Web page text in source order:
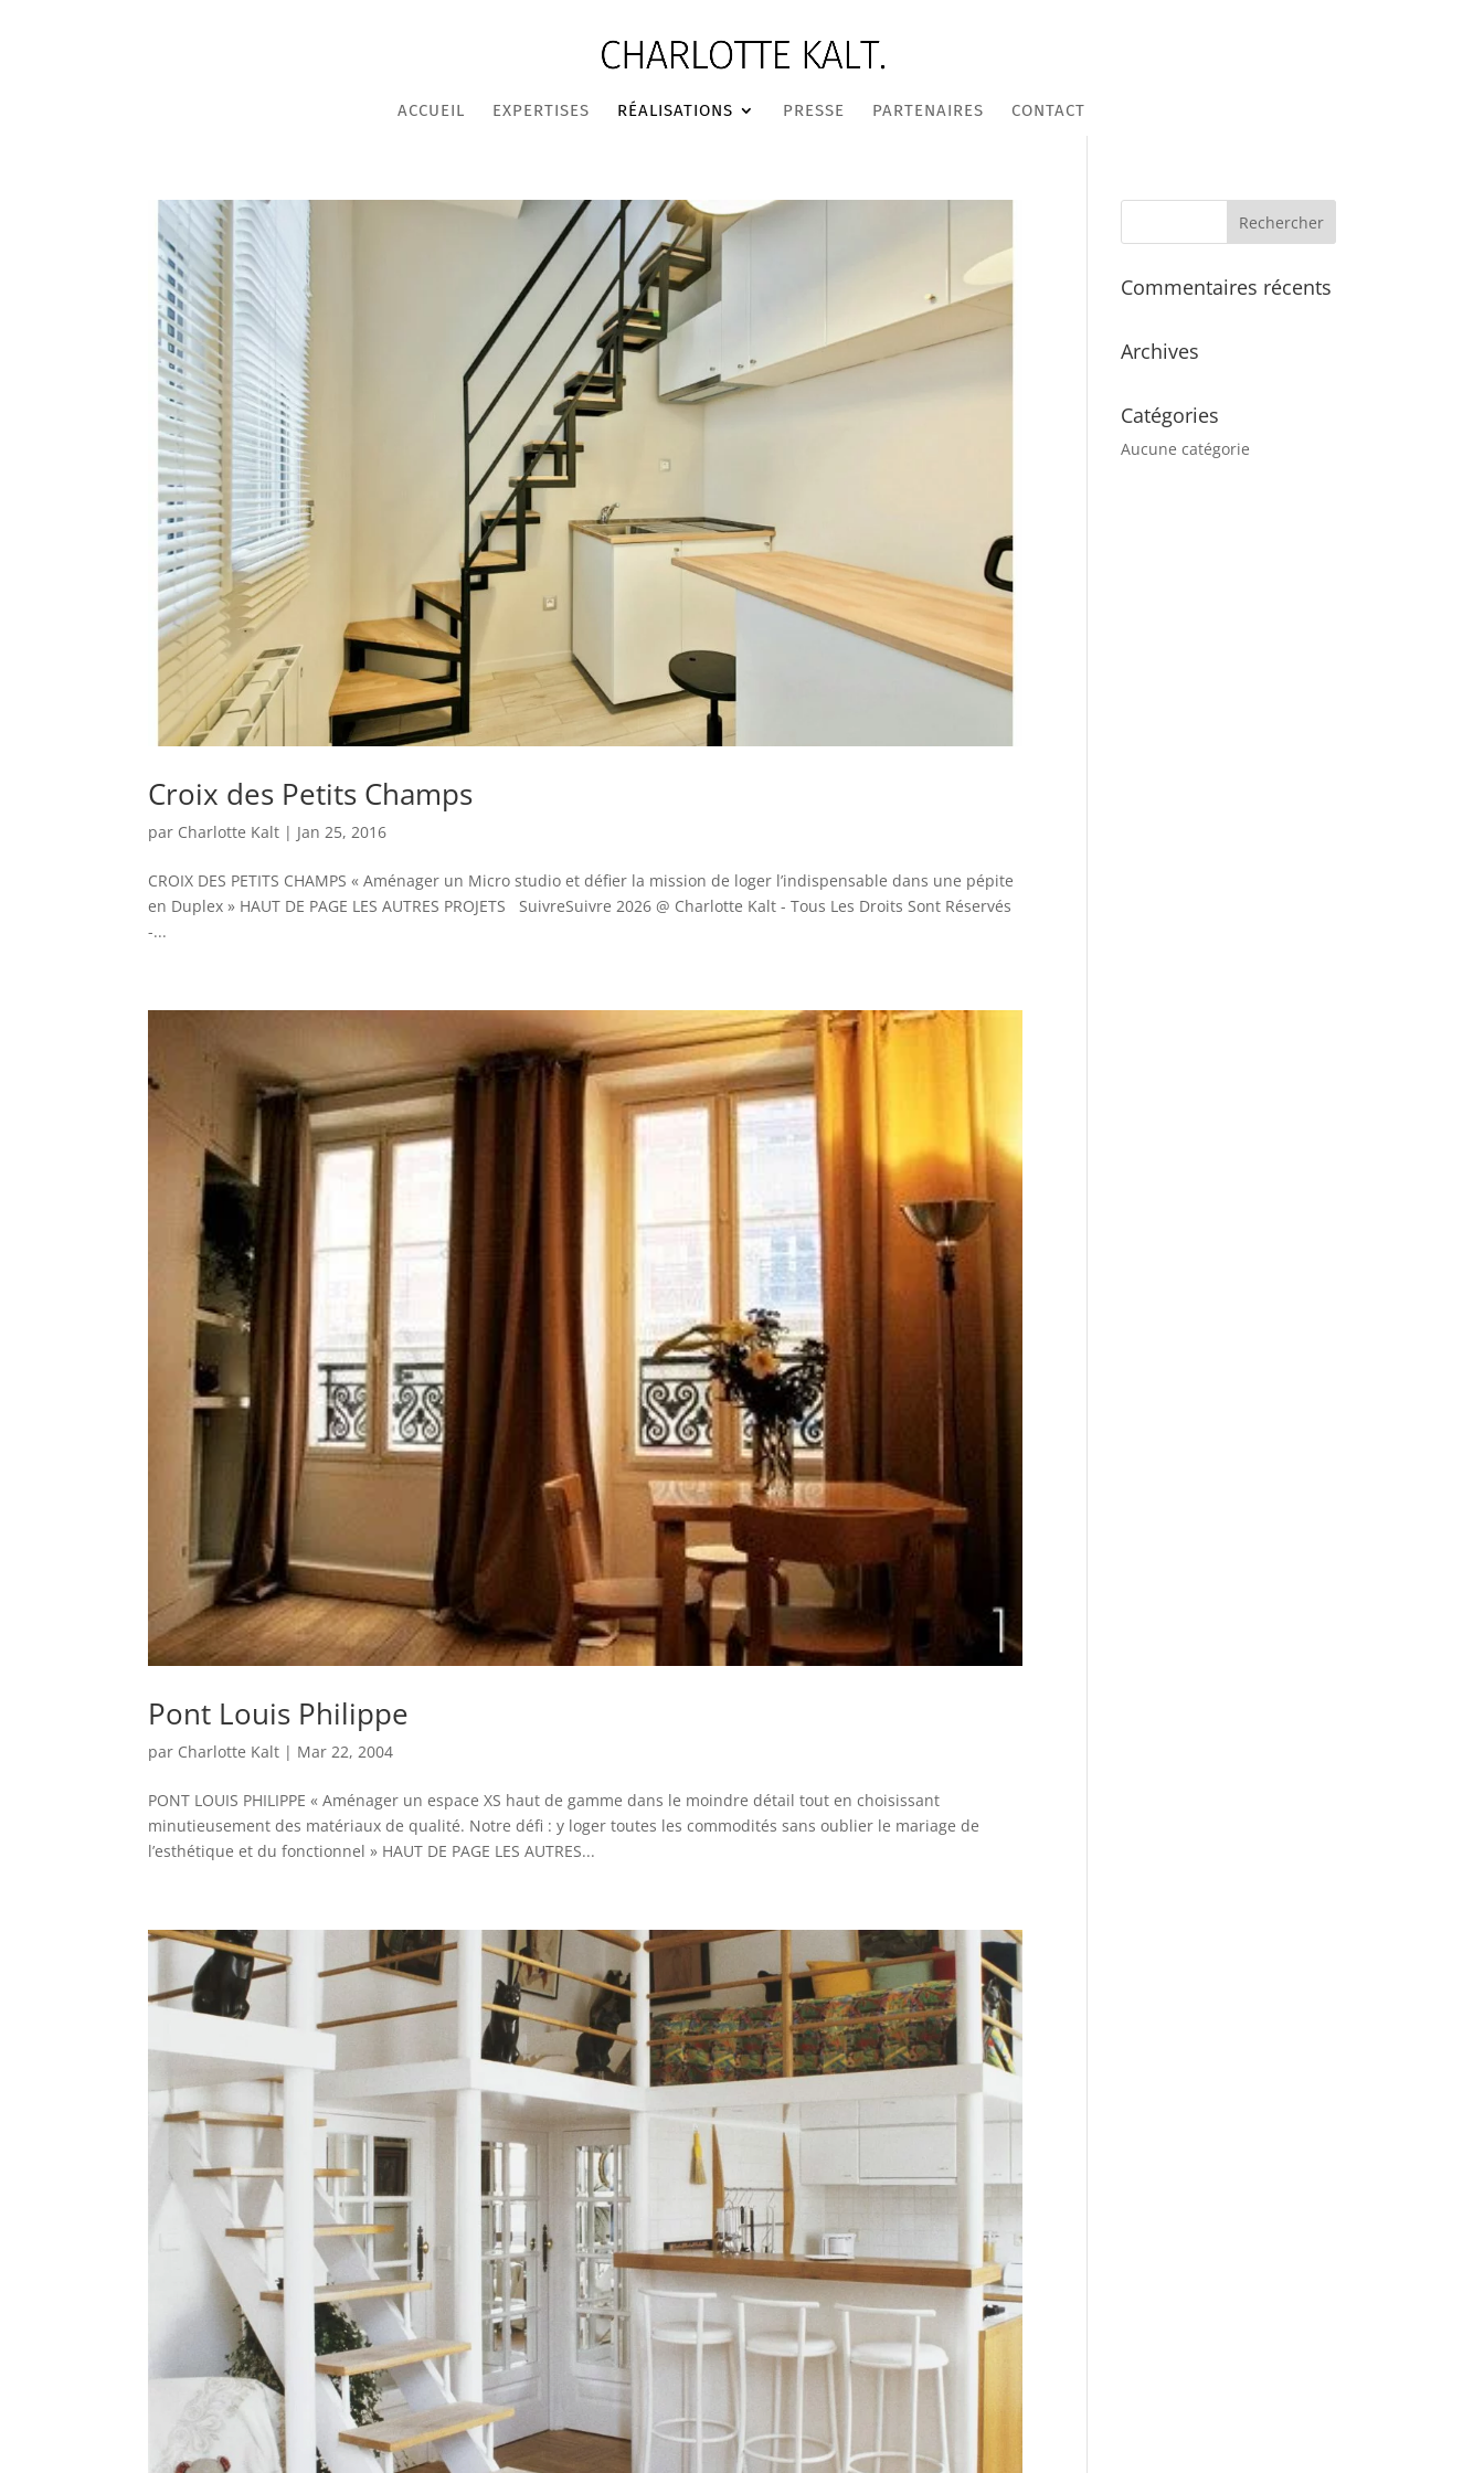
ACCUEIL EXPERTISES RÉALISATIONS PRESSE PARTENAIRES CONTACT
Croix des Petits Champs
par Charlotte Kalt | Jan 25, 2016
CROIX DES PETITS CHAMPS « Aménager un Micro studio et défier la mission de loger l’indispensable dans une pépite
en Duplex » HAUT DE PAGE LES AUTRES PROJETS SuivreSuivre 2026 @ Charlotte Kalt - Tous Les Droits Sont Réservés
-...
Pont Louis Philippe
par Charlotte Kalt | Mar 22, 2004
PONT LOUIS PHILIPPE « Aménager un espace XS haut de gamme dans le moindre détail tout en choisissant
minutieusement des matériaux de qualité. Notre défi : y loger toutes les commodités sans oublier le mariage de
l’esthétique et du fonctionnel » HAUT DE PAGE LES AUTRES...
Commentaires récents
Archives
Catégories
Aucune catégorie